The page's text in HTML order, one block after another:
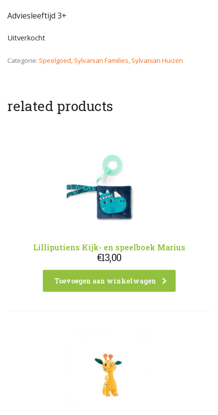
Adviesleeftijd 3+
Uitverkocht
Categorie: Speelgoed, Sylvanian Families, Sylvanian Huizen
related products
Lilliputiens Kijk- en speelboek Marius
€13,00
Toevoegen aan winkelwagen